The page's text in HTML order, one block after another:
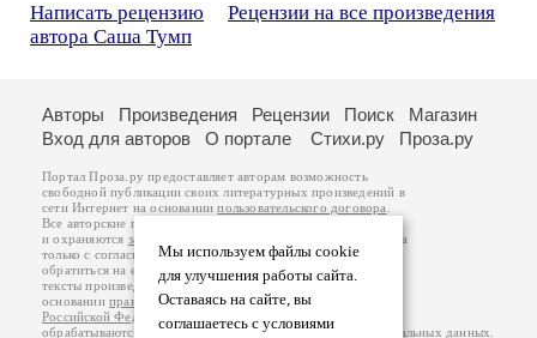
Написать рецензию
Рецензии на все произведения
автора Саша Тумп
Мы используем файлы cookie
для улучшения работы сайта.
Оставаясь на сайте, вы
соглашаетесь с условиями
Авторы Произведения Рецензии Поиск
Магазин
Вход для авторов
О портале Стихи.ру Проза.ру
Портал Проза.ру предоставляет авторам возможность
свободной публикации своих литературных произведений в
сети Интернет на основаниипользовательского договора
Все авторские права на произведения принадлежат авторам
и охраняются законом
. Перепечатка произведений возможна
только с согласия его автора, к которому вы можете
обратиться на его авторской странице. Ответственность за
тексты произведений авторы несут самостоятельно на
основанииправил публикацииизаконодательства
Российской Федерации
обрабатываются на основанииПолитики обработки персональных данных